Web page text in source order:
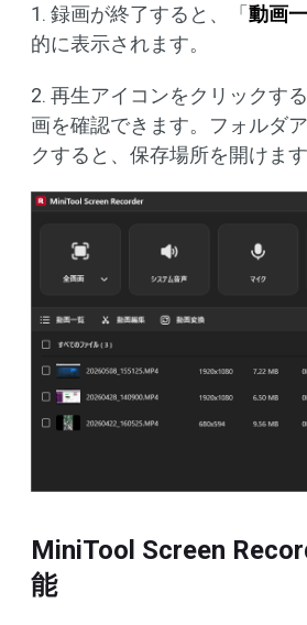
1. 録画が終了すると、「動画
的に表示されます。
2. 再生アイコンをクリックす
画を確認できます。フォルダ
クすると、保存場所を開けます
MiniTool Screen
能